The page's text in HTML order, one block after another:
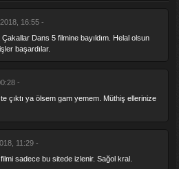
16:55 -
Dans 5 filmine bayıldım. Helal olsun
başardılar.
-
çıktı ya ölsem gam yemem. Müthiş ellerinize
11:29 -
sadece bu sitede izlenir. Sağol kral.